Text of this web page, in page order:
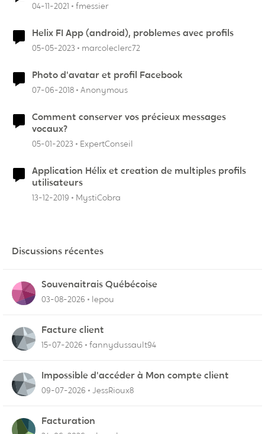
04-11-2021 fmessier
Helix FI App (android), problemes avec profils
05-05-2023 marcoleclerc72
Photo d'avatar et profil Facebook
07-06-2018 Anonymous
Comment conserver vos précieux messages
vocaux?
05-01-2023 ExpertConseil
Application Hélix et creation de multiples profils
utilisateurs
13-12-2019 MystiCobra
Discussions récentes
Souvenaitrais Québécoise
03-08-2026 lepou
Facture client
15-07-2026 fannydussault94
Impossible d'accéder à Mon compte client
09-07-2026 JessRioux8
Facturation